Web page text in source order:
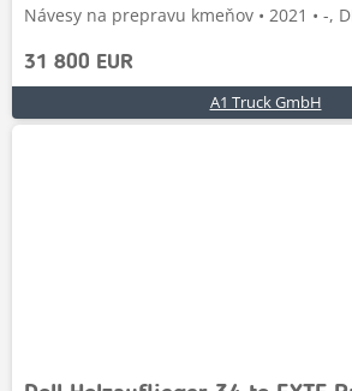
Návesy na prepravu kmeňov • 2021 • -,
31 800 EUR
A1 Truck GmbH